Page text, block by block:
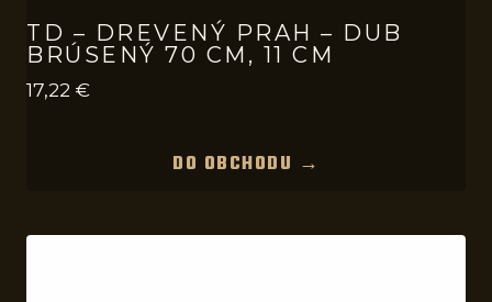
TD – DREVENÝ PRAH – DUB
BRÚSENÝ 70 CM, 11 CM
17,22 €
DO OBCHODU →